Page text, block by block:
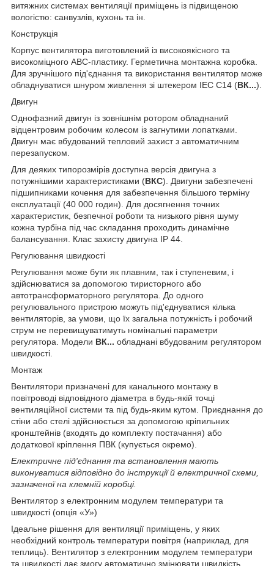
витяжних системах вентиляції приміщень із підвищеною
вологістю: санвузлів, кухонь та ін.
Конструкція
Корпус вентилятора виготовлений із високоякісного та
високоміцного ABC-пластику. Герметична монтажна коробка.
Для зручнішого під'єднання та використання вентилятор може
обладнуватися шнуром живлення зі штекером IEC C14 (ВК...).
Двигун
Однофазний двигун із зовнішнім ротором обладнаний
відцентровим робочим колесом із загнутими лопатками.
Двигун має вбудований тепловий захист з автоматичним
перезапуском.
Для деяких типорозмірів доступна версія двигуна з
потужнішими характеристиками (ВКС). Двигуни забезпечені
підшипниками кочення для забезпечення більшого терміну
експлуатації (40 000 годин). Для досягнення точних
характеристик, безпечної роботи та низького рівня шуму
кожна турбіна під час складання проходить динамічне
балансування. Клас захисту двигуна IP 44.
Регулювання швидкості
Регулювання може бути як плавним, так і ступеневим, і
здійснюватися за допомогою тиристорного або
автотрансформаторного регулятора. До одного
регулювального пристрою можуть під'єднуватися кілька
вентиляторів, за умови, що їх загальна потужність і робочий
струм не перевищуватимуть номінальні параметри
регулятора. Модели ВК... обладнані вбудованим регулятором
швидкості.
Монтаж
Вентилятори призначені для канального монтажу в
повітроводі відповідного діаметра в будь-якій точці
вентиляційної системи та під будь-яким кутом. Приєднання до
стіни або стелі здійснюється за допомогою кріпильних
кронштейнів (входять до комплекту постачання) або
додаткової кріплення ПВК (купується окремо).
Електричне під'єднання та встановлення мають
виконуватися відповідно до інструкції й електричної схеми,
зазначеної на клемній коробці.
Вентилятор з електронним модулем температури та
швидкості (опція «У»)
Ідеальне рішення для вентиляції приміщень, у яких
необхідний контроль температури повітря (наприклад, для
теплиць). Вентилятор з електронним модулем температури
та швидкості дає змогу автоматично змінювати швидкість